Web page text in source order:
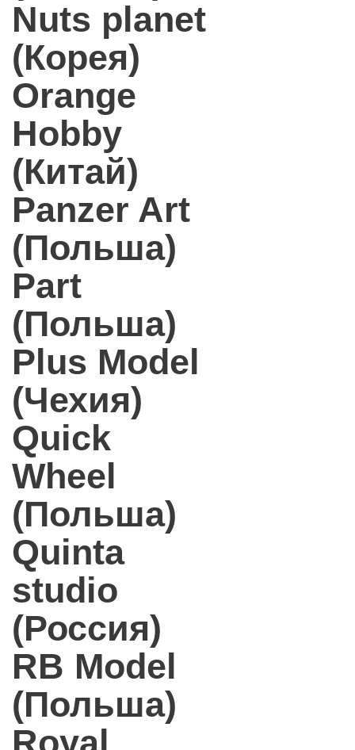
Nuts planet
(Корея)
Orange
Hobby
(Китай)
Panzer Art
(Польша)
Part
(Польша)
Plus Model
(Чехия)
Quick
Wheel
(Польша)
Quinta
studio
(Россия)
RB Model
(Польша)
Royal